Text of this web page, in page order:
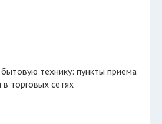
технику: пункты приема
в торговых сетях